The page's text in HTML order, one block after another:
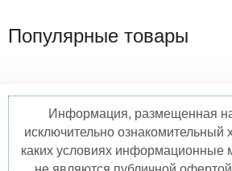
Популярные товары
Информация, размещенная
исключительно ознакомительный
каких условиях информационные